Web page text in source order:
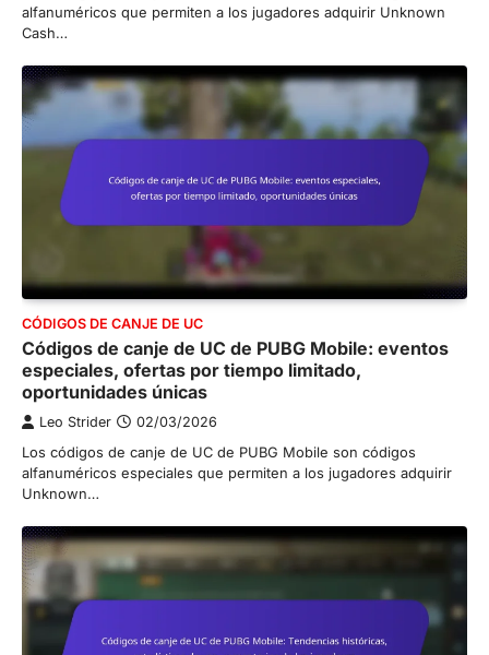
alfanuméricos que permiten a los jugadores adquirir Unknown
Cash…
CÓDIGOS DE CANJE DE UC
Códigos de canje de UC de PUBG Mobile: eventos
especiales, ofertas por tiempo limitado,
oportunidades únicas
Leo Strider 02/03/2026
Los códigos de canje de UC de PUBG Mobile son códigos
alfanuméricos especiales que permiten a los jugadores adquirir
Unknown…